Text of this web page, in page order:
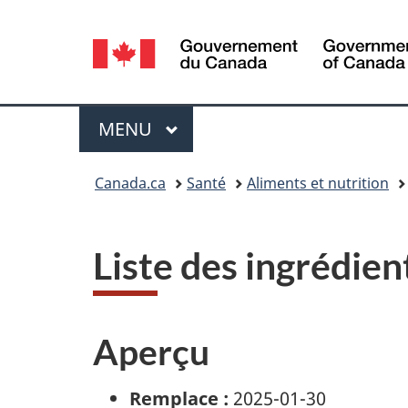
Sélection
de
la
langue
Menu
MENU PRINCIPAL
Canada.ca Santé Aliments et nutrition
Liste des
Aperçu
Remplace : 2025-01-30